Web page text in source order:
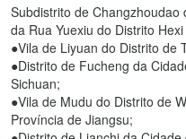
Subdistrito de
da Rua Yuexiu do Distrito
●Vila de Liyuan do Distrito de
●Distrito de Fucheng da
Sichuan;
●Vila de Mudu do Distrito de
Província de Jiangsu;